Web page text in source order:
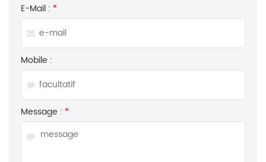
E-Mail : *
Mobile :
Message : *